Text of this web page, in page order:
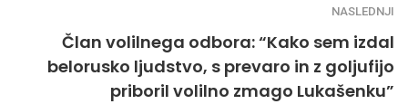
NASLEDNJI
Član volilnega odbora: “Kako sem izdal
belorusko ljudstvo, s prevaro in z goljufijo
priboril volilno zmago Lukašenku”